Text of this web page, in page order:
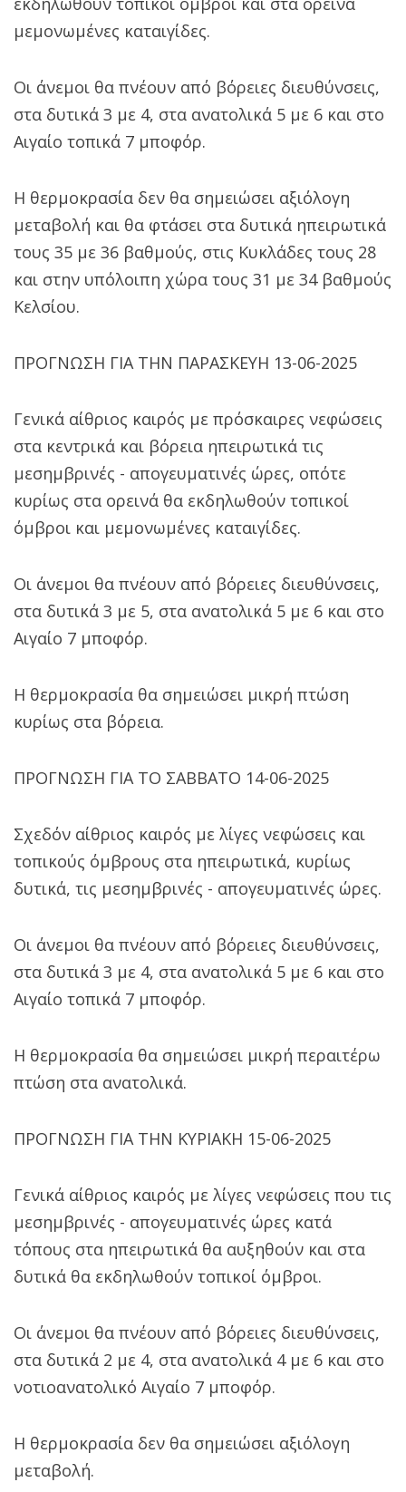
μεμονωμένες καταιγίδες.
Οι άνεμοι θα πνέουν από βόρειες διευθύνσεις,
στα δυτικά 3 με 4, στα ανατολικά 5 με 6 και στο
Αιγαίο τοπικά 7 μποφόρ.
Η θερμοκρασία δεν θα σημειώσει αξιόλογη
μεταβολή και θα φτάσει στα δυτικά ηπειρωτικά
τους 35 με 36 βαθμούς, στις Κυκλάδες τους 28
και στην υπόλοιπη χώρα τους 31 με 34 βαθμούς
Kελσίου.
ΠΡΟΓΝΩΣΗ ΓΙΑ ΤΗΝ ΠΑΡΑΣΚΕΥΗ 13-06-2025
Γενικά αίθριος καιρός με πρόσκαιρες νεφώσεις
στα κεντρικά και βόρεια ηπειρωτικά τις
μεσημβρινές - απογευματινές ώρες, οπότε
κυρίως στα ορεινά θα εκδηλωθούν τοπικοί
όμβροι και μεμονωμένες καταιγίδες.
Οι άνεμοι θα πνέουν από βόρειες διευθύνσεις,
στα δυτικά 3 με 5, στα ανατολικά 5 με 6 και στο
Αιγαίο 7 μποφόρ.
Η θερμοκρασία θα σημειώσει μικρή πτώση
κυρίως στα βόρεια.
ΠΡΟΓΝΩΣΗ ΓΙΑ ΤΟ ΣΑΒΒΑΤΟ 14-06-2025
Σχεδόν αίθριος καιρός με λίγες νεφώσεις και
τοπικούς όμβρους στα ηπειρωτικά, κυρίως
δυτικά, τις μεσημβρινές - απογευματινές ώρες.
Οι άνεμοι θα πνέουν από βόρειες διευθύνσεις,
στα δυτικά 3 με 4, στα ανατολικά 5 με 6 και στο
Αιγαίο τοπικά 7 μποφόρ.
Η θερμοκρασία θα σημειώσει μικρή περαιτέρω
πτώση στα ανατολικά.
ΠΡΟΓΝΩΣΗ ΓΙΑ ΤΗΝ ΚΥΡΙΑΚΗ 15-06-2025
Γενικά αίθριος καιρός με λίγες νεφώσεις που τις
μεσημβρινές - απογευματινές ώρες κατά
τόπους στα ηπειρωτικά θα αυξηθούν και στα
δυτικά θα εκδηλωθούν τοπικοί όμβροι.
Οι άνεμοι θα πνέουν από βόρειες διευθύνσεις,
στα δυτικά 2 με 4, στα ανατολικά 4 με 6 και στο
νοτιοανατολικό Αιγαίο 7 μποφόρ.
Η θερμοκρασία δεν θα σημειώσει αξιόλογη
μεταβολή.